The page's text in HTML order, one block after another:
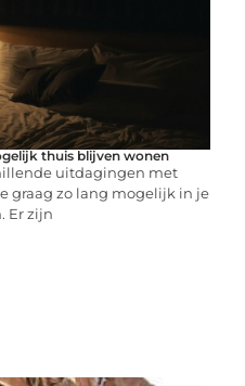
thuis blijven wonen
uitdagingen met
graag zo lang mogelijk in je
Er zijn